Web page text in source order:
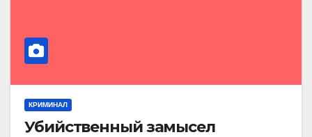
КРИМИНАЛ
Убийственный замысел